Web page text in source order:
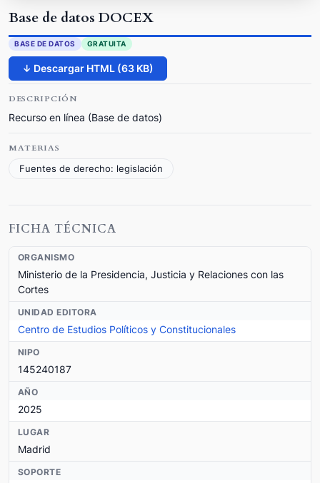
Base de datos DOCEX
BASE DE DATOS GRATUITA
↓ Descargar HTML (63 KB)
DESCRIPCIÓN
Recurso en línea (Base de datos)
MATERIAS
Fuentes de derecho: legislación
FICHA TÉCNICA
ORGANISMO
Ministerio de la Presidencia, Justicia y Relaciones con las
Cortes
UNIDAD EDITORA
Centro de Estudios Políticos y Constitucionales
NIPO
145240187
AÑO
2025
LUGAR
Madrid
SOPORTE